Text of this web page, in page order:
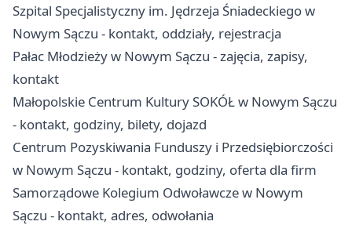
Szpital Specjalistyczny im. Jędrzeja Śniadeckiego w
Nowym Sączu - kontakt, oddziały, rejestracja
Pałac Młodzieży w Nowym Sączu - zajęcia, zapisy,
kontakt
Małopolskie Centrum Kultury SOKÓŁ w Nowym Sączu
- kontakt, godziny, bilety, dojazd
Centrum Pozyskiwania Funduszy i Przedsiębiorczości
w Nowym Sączu - kontakt, godziny, oferta dla firm
Samorządowe Kolegium Odwoławcze w Nowym
Sączu - kontakt, adres, odwołania